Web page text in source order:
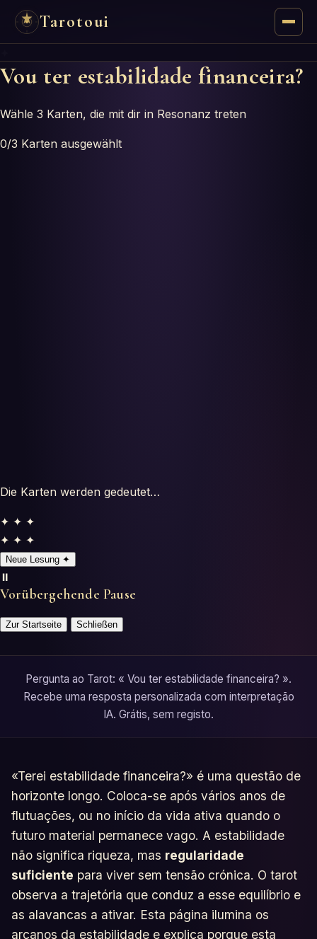
Tarotoui
Oráculos
Vou ter estabilidade financeira?
Wähle 3 Karten, die mit dir in Resonanz treten
0/3 Karten ausgewählt
Die Karten werden gedeutet…
✦ ✦ ✦
✦ ✦ ✦
Neue Lesung ✦
⏸️
Vorübergehende Pause
Zur Startseite Schließen
Pergunta ao Tarot: « Vou ter estabilidade financeira? ».
Recebe uma resposta personalizada com interpretação
IA. Grátis, sem registo.
«Terei estabilidade financeira?» é uma questão de
horizonte longo. Coloca-se após vários anos de
flutuações, ou no início da vida ativa quando o
futuro material permanece vago. A estabilidade
não significa riqueza, mas regularidade
suficiente para viver sem tensão crónica. O tarot
observa a trajetória que conduz a esse equilíbrio e
as alavancas a ativar. Esta página ilumina os
arcanos da estabilidade e explica porque esta